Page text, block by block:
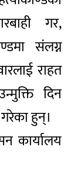
गर,
संलग्न
राहत
दिन
हुन्।
कार्यालय